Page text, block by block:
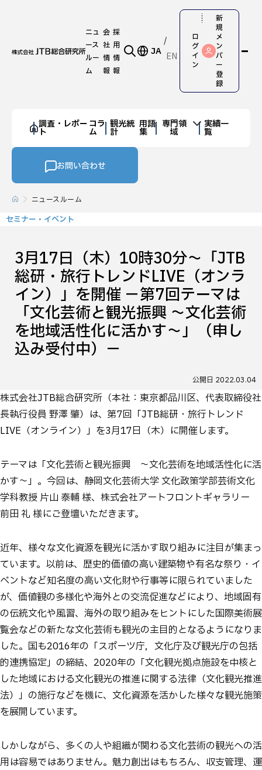
ニュ
ース
ルー
ム
会
社
情
報
採
用
情
報
JA EN
ロ
グ
イ
ン
新
規
メ
ン
バ
ー
登
録
調査・レポー
ト
コラ
ム
観光統
計
用語
集
専門領
域
実績一
覧
お問い合わせ
ニュースルーム
セミナー・イベント
3月17日（木）10時30分～「JTB
総研・旅行トレンドLIVE（オンラ
イン）」を開催 －第7回テーマは
「文化芸術と観光振興 ～文化芸術
を地域活性化に活かす～」（申し
込み受付中）－
公開日 2022.03.04
株式会社JTB総合研究所（本社：東京都品川区、代表取締役社
長執行役員 野澤 肇）は、第7回「JTB総研・旅行トレンド
LIVE（オンライン）」を3月17日（木）に開催します。
テーマは「文化芸術と観光振興 ～文化芸術を地域活性化に活
かす～」。今回は、静岡文化芸術大学 文化政策学部芸術文化
学科教授 片山 泰輔 様、株式会社アートフロントギャラリー
前田 礼 様にご登壇いただきます。
近年、様々な文化資源を観光に活かす取り組みに注目が集まっ
ています。以前は、歴史的価値の高い建築物や有名な祭り・イ
ベントなど知名度の高い文化財や行事等に限られていました
が、価値観の多様化や海外との交流促進などにより、地域固有
の伝統文化や風習、海外の取り組みをヒントにした国際美術展
覧会などの新たな文化芸術も観光の主目的となるようになりま
した。国も2016年の「スポーツ庁，文化庁及び観光庁の包括
的連携協定」の締結、2020年の「文化観光拠点施設を中核と
した地域における文化観光の推進に関する法律（文化観光推進
法）」の施行などを機に、文化資源を活かした様々な観光施策
を展開しています。
しかしながら、多くの人や組織が関わる文化芸術の観光への活
用は容易ではありません。魅力創出はもちろん、収支管理、運